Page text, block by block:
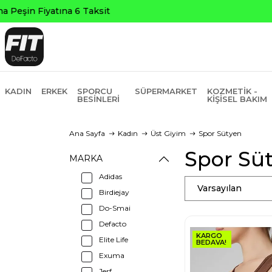
KADIN ERKEK
SPORCU
BESINLERI
SÜPERMARKET
KOZMETIK -
KIŞISEL BAKIM
Ana Sayfa Kadın Üst Giyim Spor Sütyen
MARKA
Adidas
Birdiejay
Do-Smai
Defacto
Elite Life
Exuma
Spor
Varsayılan
KARGO
BEDAVA!